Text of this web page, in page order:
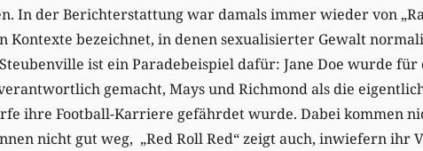
In der Berichterstattung war damals immer wieder von
Kontexte bezeichnet, in denen sexualisierter Gewalt
ist ein Paradebeispiel dafür: Jane Doe wurde
gemacht, Mays und Richmond als die
ihre Football-Karriere gefährdet wurde. Dabei kommen
nicht gut weg, „Red Roll Red“ zeigt auch, inwiefern ihr